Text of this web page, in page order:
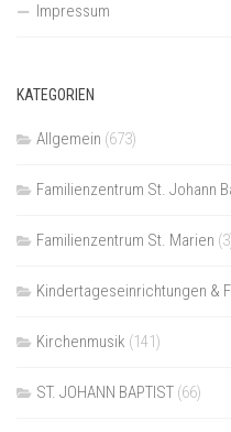
Impressum
KATEGORIEN
Allgemein (673)
Familienzentrum St. Johann
Familienzentrum St. Marien
Kindertageseinrichtungen &
Kirchenmusik (141)
ST. JOHANN BAPTIST (66)